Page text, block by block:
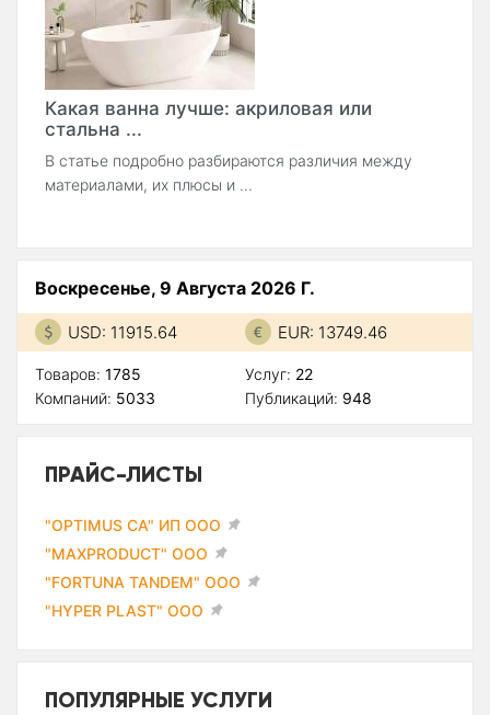
Какая ванна лучше: акриловая или
стальна ...
В статье подробно разбираются различия между
материалами, их плюсы и ...
Воскресенье, 9 Августа 2026 Г.
USD: 11915.64 EUR: 13749.46
Товаров: 1785
Компаний: 5033
Услуг: 22
Публикаций: 948
ПРАЙС-ЛИСТЫ
"OPTIMUS CA" ИП ООО
"MAXPRODUCT" ООО
"FORTUNA TANDEM" ООО
"HYPER PLAST" ООО
ПОПУЛЯРНЫЕ УСЛУГИ